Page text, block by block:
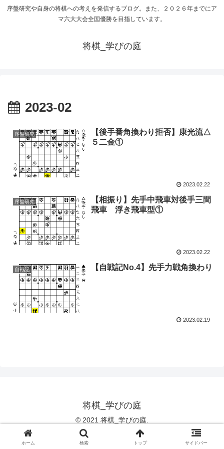
序盤研究や自身の将棋への考えを発信するブログ。また、２０２６年までにア
マ六大大会全国優勝を目指しています。
将棋_学びの庭
2023-02
序盤研究
【後手番角換わり拒否】康光流△
５二金①
2023.02.22
序盤研究
【相振り】先手中飛車対後手三間
飛車 浮き飛車型①
2023.02.22
自戦記 【自戦記No.4】先手力戦角換わり
2023.02.19
将棋_学びの庭
© 2021 将棋_学びの庭.
ホーム 検索 トップ サイドバー